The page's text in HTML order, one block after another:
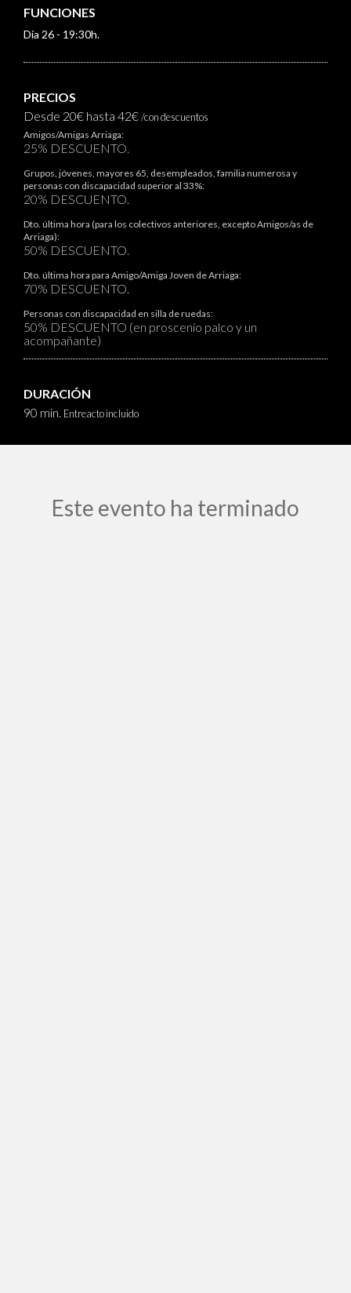
FUNCIONES
Día 26 - 19:30h.
PRECIOS
Desde 20€ hasta 42€/con descuentos
Amigos/Amigas Arriaga:
25% DESCUENTO.
Grupos, jóvenes, mayores 65, desempleados, familia numerosa y
personas con discapacidad superior al 33%:
20% DESCUENTO.
Dto. última hora (para los colectivos anteriores, excepto Amigos/as de
Arriaga):
50% DESCUENTO.
Dto. última hora para Amigo/Amiga Joven de Arriaga:
70% DESCUENTO.
Personas con discapacidad en silla de ruedas:
50% DESCUENTO (en proscenio palco y un
acompañante)
DURACIÓN
90 min. Entreacto incluido
Este evento ha terminado